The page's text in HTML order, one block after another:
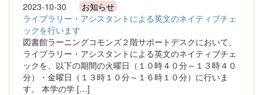
2023-10-30 お知らせ
ライブラリー・アシスタントによる英文のネイティブチェ
ックを行います
図書館ラーニングコモンズ２階サポートデスクにおいて、
ライブラリー・アシスタントによる英文のネイティブチェ
ックを、以下の期間の火曜日（１０時４０分～１３時４０
分）・金曜日（１３時１０分～１６時１０分）に行いま
す。 本学の学 […]